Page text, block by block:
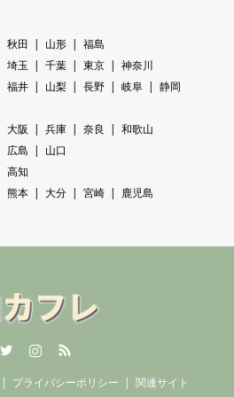
秋田 山形
福島
埼玉 千葉 東京
神奈川
福井 山梨 長野 岐阜
静岡
大阪 兵庫 奈良
和歌山
広島
山口
高知
熊本 大分 宮崎
鹿児島
プライバシーポリシー 関連サイト